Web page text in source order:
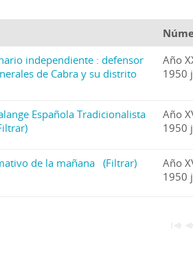
independiente : defensor
de Cabra y su distrito
Año
1950
Española Tradicionalista
Año
1950
de la mañana (Filtrar)
Año
1950